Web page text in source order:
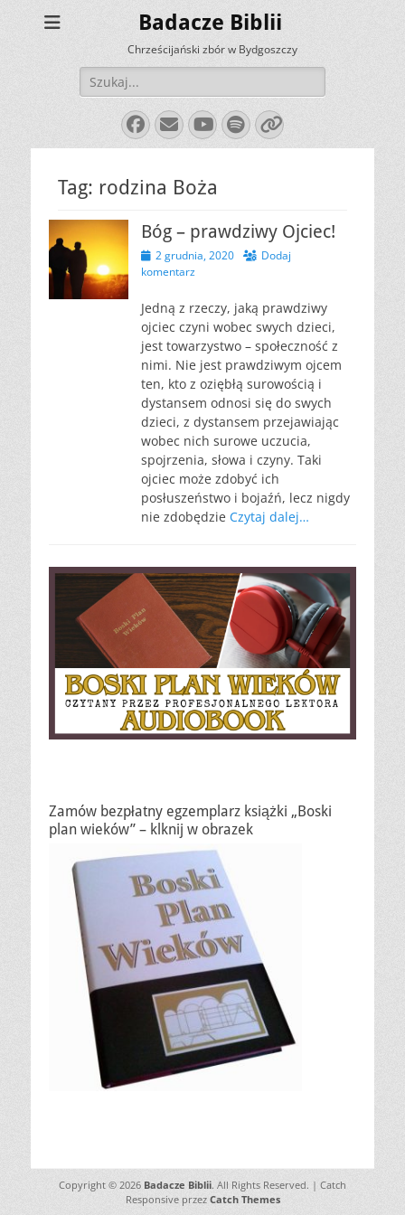
Badacze Biblii
Chrześcijański zbór w Bydgoszczy
Szukaj:
Facebook
E-
mail
YouTube
Spotify
Link
Tag: rodzina Boża
Bóg – prawdziwy Ojciec!
Opublikowano
2 grudnia, 2020
Dodaj
komentarz
Jedną z rzeczy, jaką prawdziwy
ojciec czyni wobec swych dzieci,
jest towarzystwo – społeczność z
nimi. Nie jest prawdziwym ojcem
ten, kto z oziębłą surowością i
dystansem odnosi się do swych
dzieci, z dystansem przejawiając
wobec nich surowe uczucia,
spojrzenia, słowa i czyny. Taki
ojciec może zdobyć ich
posłuszeństwo i bojaźń, lecz nigdy
nie zdobędzie Czytaj dalej…
Zamów bezpłatny egzemplarz książki „Boski
plan wieków” – klknij w obrazek
Copyright © 2026 Badacze Biblii. All Rights Reserved. | Catch
Responsive przez Catch Themes